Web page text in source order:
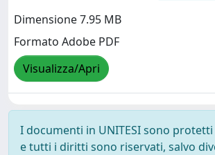
Dimensione 7.95 MB
Formato Adobe PDF
Visualizza/Apri
I documenti in UNITESI sono
e tutti i diritti sono riservati, salvo